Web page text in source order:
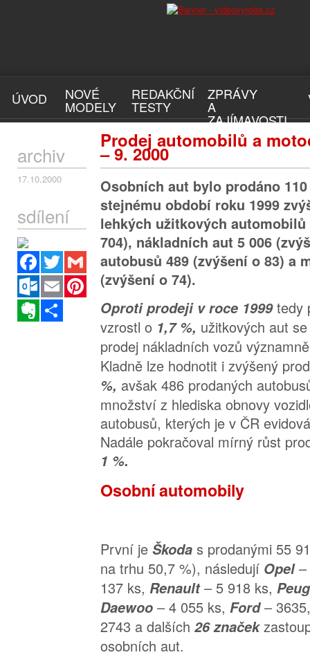
ÚVOD NOVÉ
MODELY
REDAKČNÍ
TESTY
ZPRÁVY
A
ZAJÍMAVOSTI
Prodej automobilů a
– 9. 2000
archiv
17.10.2000
sdílení
Facebook
Twitter
Gmail
Outlook.com
Email
Pinterest
Evernote
Osobních aut bylo prodáno
stejnému období roku 1999
lehkých užitkových automobilů
704), nákladních aut 5 006
autobusů 489 (zvýšení o 83) a
(zvýšení o 74).
Oproti prodeji v roce 1999tedy
vzrostl o 1,7 %, užitkových aut
prodej nákladních vozů
Kladně lze hodnotit i zvýšený
%, avšak 486 prodaných
množství z hlediska obnovy
autobusů, kterých je v ČR
Nadále pokračoval mírný růst
1 %.
Osobní automobily
První je Škoda s prodanými 55
na trhu 50,7 %), následují Opel
137 ks, Renault– 5 918 ks,
Daewoo – 4 055 ks, Ford–
2743 a dalších 26 značek
osobních aut.